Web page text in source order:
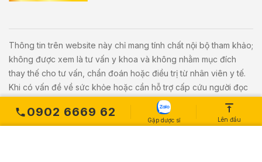
0902 6669 62
Gặp dược sĩ Lên đầu
Thông tin trên website này chỉ mang tính chất nội bộ tham khảo;
không được xem là tư vấn y khoa và không nhằm mục đích
thay thế cho tư vấn, chẩn đoán hoặc điều trị từ nhân viên y tế.
Khi có vấn đề về sức khỏe hoặc cần hỗ trợ cấp cứu người đọc
cần liên hệ bác sĩ và cơ sở y tế gần nhất.
Copyright © 2020Vivita.vnAll Rights Reserved. Powered byL